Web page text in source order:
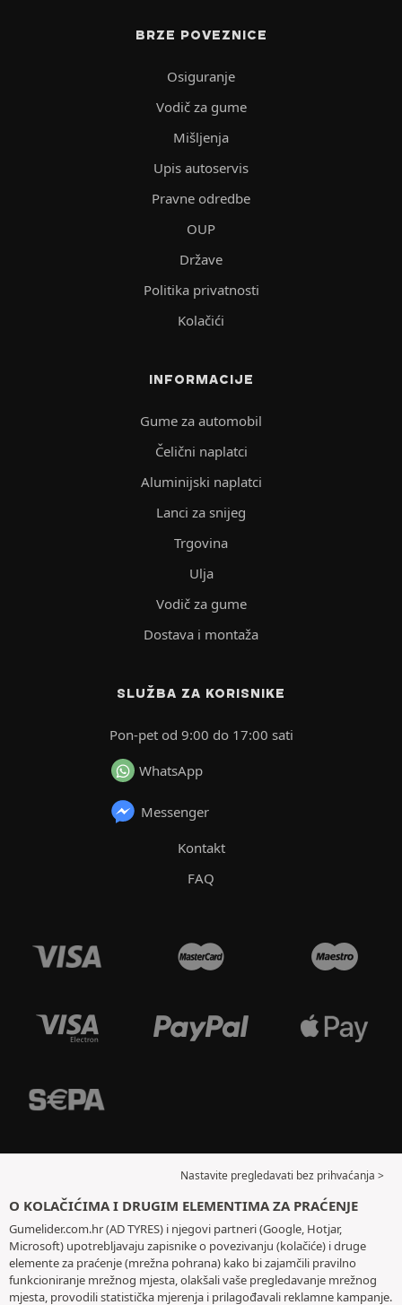
BRZE POVEZNICE
Osiguranje
Vodič za gume
Mišljenja
Upis autoservis
Pravne odredbe
OUP
Države
Politika privatnosti
Kolačići
INFORMACIJE
Gume za automobil
Čelični naplatci
Aluminijski naplatci
Lanci za snijeg
Trgovina
Ulja
Vodič za gume
Dostava i montaža
SLUŽBA ZA KORISNIKE
Pon-pet od 9:00 do 17:00 sati
WhatsApp
Messenger
Kontakt
FAQ
Nastavite pregledavati bez prihvaćanja >
O KOLAČIĆIMA I DRUGIM ELEMENTIMA ZA PRAĆENJE
Gumelider.com.hr (AD TYRES) i njegovi partneri (Google, Hotjar,
Microsoft) upotrebljavaju zapisnike o povezivanju (kolačiće) i druge
elemente za praćenje (mrežna pohrana) kako bi zajamčili pravilno
funkcioniranje mrežnog mjesta, olakšali vaše pregledavanje mrežnog
mjesta, provodili statistička mjerenja i prilagođavali reklamne kampanje.